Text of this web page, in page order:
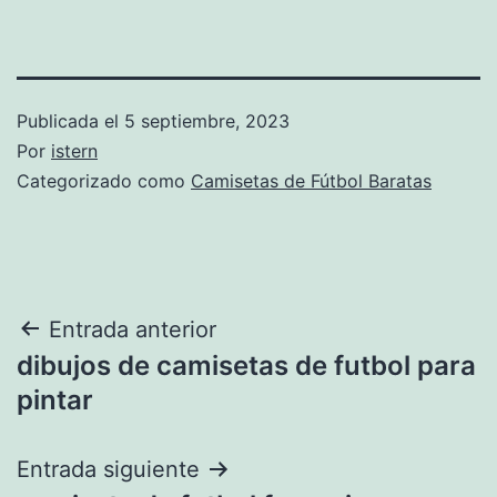
Publicada el 5 septiembre, 2023
Por istern
Categorizado como Camisetas de Fútbol Baratas
Navegación
de
Entrada anterior
dibujos de camisetas de futbol para
pintar
Entrada siguiente